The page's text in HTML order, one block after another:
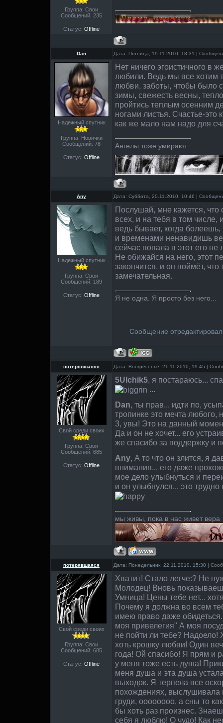
Группа: Свои
Сообщений: 235
Статус: Offline
Dan Дата: Пятница, 19.11.2010, 18:31 |
Надежный спутник
Группа: Новички
Сообщений: 78
Статус: Offline
Нет ничего эгоистичного в
любили. Ведь мы все хотим
любви, заботы, чтобы было
зимы, свежесть весны,
пройтись теплым осенним
ногами листья. Счастье-это
как же мало нам надо для
Ангелы тоже умирают
Any Дата: Суббота, 20.11.2010, 10:46 |
Надежный спутник
Группа: Свои
Сообщений: 189
Статус: Offline
Послушай, мне кажется, что
всех, и на тебя в том числе,
ведь бывает, когда
и временами ненавидишь
сейчас попала в этот его
Не обижайся на него, этот
закончится, и он поймёт,
замечательная.
Я не одна. Я просто без него...
Сообщение
потерявшаяся Дата: Воскресенье, 21.11.2010, 19:45 |
Свой среди своих
Группа: Свои
Сообщений: 685
Статус: Offline
5Ulchik5, я постараюсь...
...
Dan, ты прав... идти по,
тропинке это мечта любого,
3, увы! Это на данный
Да и он не хочет... его
же спасибо за поддержку и
Any , А то что он злится, я
внимания... его даже
мое дело улыбнуться и
и он улыбнулся... это
мы живы, пока в нас живет вера
потерявшаяся Дата: Понедельник, 22.11.2010, 15:30 |
Свой среди своих
Группа: Свои
Сообщений: 685
Статус: Offline
Хватит! Стало легче:? Не
Молодец! Вновь
Умница! Цены тебе нет...
Почему я должна во всем
имею право даже
моя привелегия" А моя
не пойти ли тебе? Надоело!
хоть крошку любви! Один
года! Ой спасибо! Я прям и
у меня тоже есть душа!
меня душа и эта душа
выходок. Я терпела все
похождениях, выслушивала
груди, оооооооо, а сны то
бы хоть раз произнес.
себя я люблю! О чудо! Как